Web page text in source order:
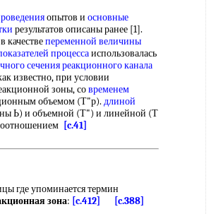
опытов и основные
результатов описаны ранее [1].
качествепеременной величины
процессаиспользовалась
сеченияреакционного канала
известно, при условии
зоны, современем
объемом (Т"р). длиной
Ь) и объемной (Т") и линейной (Т
[c.41]
где упоминается термин
зона: [c.412]
[c.388]